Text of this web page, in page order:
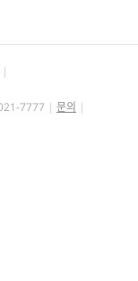
7777
문의